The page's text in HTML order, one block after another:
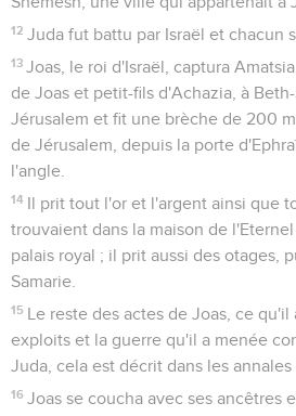
9 Il fit ce qui est mal aux yeux de
fait ses ancêtres ; il ne se détourna
Jéroboam, fils de Nebath, qui avait
10 Shallum, le fils de Jabesh, conspira
mort devant le peuple, puis il devint
11 Le reste des actes de Zacharie,
annales des rois d'Israël.
12 Ainsi s'accomplit ce que l'Eternel
« Tes descendants jusqu'à la
assis sur le trône d'Israël. »
Challoum, roi d'Israël
13
Shallum, le fils de Jabesh, devint
année du règne d'Ozias sur Juda. Il